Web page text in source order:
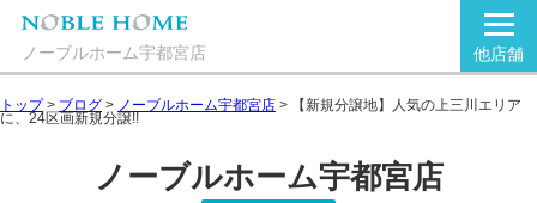
ノーブルホーム宇都宮店 他店舗
トップ> ブログ > ノーブルホーム宇都宮店 > 【新規分譲地】人気の上三川エリア
に、24区画新規分譲!!
ノーブルホーム宇都宮店